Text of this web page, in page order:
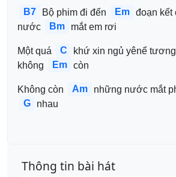
B7 Bộ phim đi đến Em đoạn kết
nước
Bm mắt em rơi
Một quá C khứ xin ngủ yênể tương
không
Em còn
Không còn Am những nước mắt
G
nhau
Thông tin bài hát